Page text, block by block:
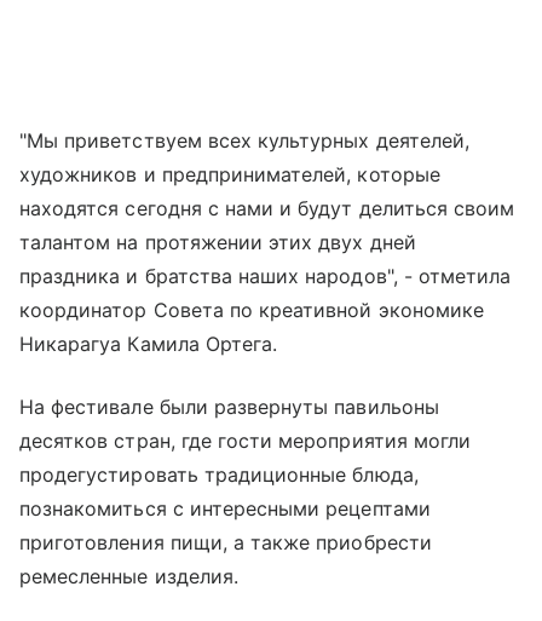
"Мы приветствуем всех культурных деятелей,
художников и предпринимателей, которые
находятся сегодня с нами и будут делиться своим
талантом на протяжении этих двух дней
праздника и братства наших народов", - отметила
координатор Совета по креативной экономике
Никарагуа Камила Ортега.
На фестивале были развернуты павильоны
десятков стран, где гости мероприятия могли
продегустировать традиционные блюда,
познакомиться с интересными рецептами
приготовления пищи, а также приобрести
ремесленные изделия.